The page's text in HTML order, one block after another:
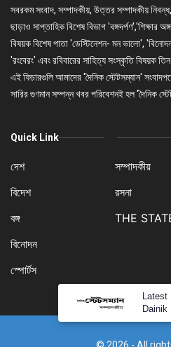
সবরকম সংবাদ, সম্পাদকীয়, উত্তর সম্পাদকীয়
ছাড়াও সাপ্তাহিক বিশেষ বিভাগ 'বঙ্গদর্পণ','শিক্ষার
বিষয়ক বিশেষ পাতা 'ডেস্টিনেশন- মন ভালো',
'রংবেরং' এবং রবিবারের সাহিত্য সংস্কৃতি বিষয়ক
এই ফিচারগুলি আমাদের 'দৈনিক স্টেটসম্যান'
সারির গুণমান সম্পন্ন খবর পরিবেশনই হল 'দৈনিক
Quick Link
দেশ
বিদেশ
বঙ্গ
বিনোদন
স্পোর্টস
সম্পাদকীয়
রসনা
THE
Latest
Dainik